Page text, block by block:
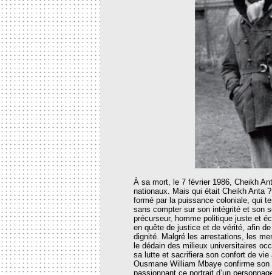
À sa mort, le 7 février 1986, Cheikh
nationaux. Mais qui était Cheikh Anta
formé par la puissance coloniale, qui
sans compter sur son intégrité et son
précurseur, homme politique juste et
en quête de justice et de vérité, afin
dignité. Malgré les arrestations, les
le dédain des milieux universitaires
sa lutte et sacrifiera son confort de vie
Ousmane William Mbaye confirme
passionnant ce portrait d’un